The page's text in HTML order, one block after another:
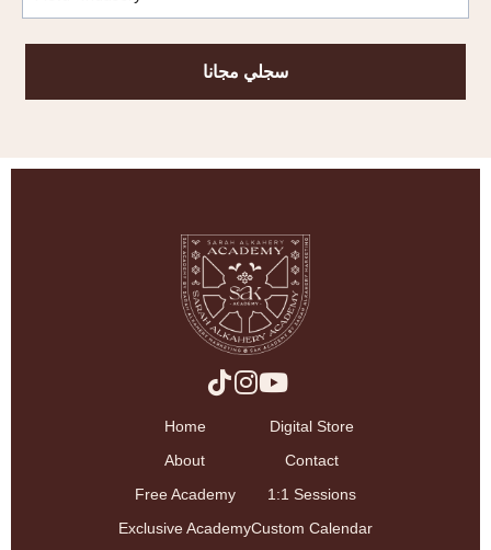
سجلي مجانا
Home
About
Free Academy
Exclusive Academy
Digital Store
Contact
1:1 Sessions
Custom Calendar